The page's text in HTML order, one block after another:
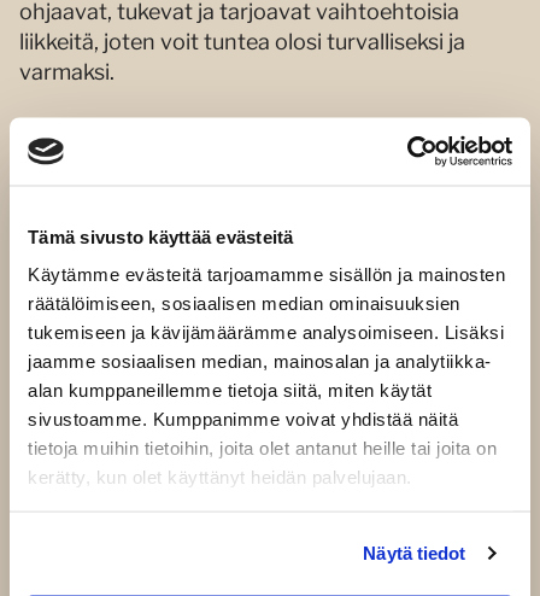
Tämä sivusto käyttää evästeitä
Käytämme evästeitä tarjoamamme sisällön ja mainosten
räätälöimiseen, sosiaalisen median ominaisuuksien
tukemiseen ja kävijämäärämme analysoimiseen. Lisäksi
jaamme sosiaalisen median, mainosalan ja analytiikka-
alan kumppaneillemme tietoja siitä, miten käytät
sivustoamme. Kumppanimme voivat yhdistää näitä
tietoja muihin tietoihin, joita olet antanut heille tai joita on
kerätty, kun olet käyttänyt heidän palvelujaan.
Näytä tiedot
ohjaavat, tukevat ja tarjoavat vaihtoehtoisia
liikkeitä, joten voit tuntea olosi turvalliseksi ja
varmaksi.
Katso joogatuntien aikataulu
lukujärjestykseemmeja varaa paikkasi helposti
suoraan nettisivuiltamme. Nähdään matolla!
Miten aloittaa jooga Kirkkonummella?
Askeleet ensimmäiselle tunnille
Oletko valmis ottamaan ensimmäisen askeleen?
Hienoa! Olemme tehneet aloittamisesta